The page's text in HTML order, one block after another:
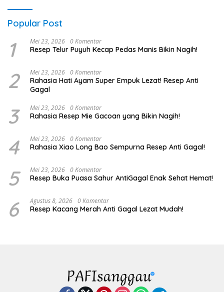
Popular Post
1 Mei 23, 2026 0 Komentar
Resep Telur Puyuh Kecap Pedas Manis Bikin Nagih!
2 Mei 23, 2026 0 Komentar
Rahasia Hati Ayam Super Empuk Lezat! Resep Anti
Gagal
3 Mei 23, 2026 0 Komentar
Rahasia Resep Mie Gacoan yang Bikin Nagih!
4 Mei 23, 2026 0 Komentar
Rahasia Xiao Long Bao Sempurna Resep Anti Gagal!
5 Mei 23, 2026 0 Komentar
Resep Buka Puasa Sahur AntiGagal Enak Sehat Hemat!
6 Agustus 8, 2026 0 Komentar
Resep Kacang Merah Anti Gagal Lezat Mudah!